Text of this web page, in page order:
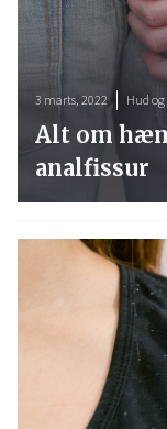
3 marts, 2022 Hud
Alt om
analfissur